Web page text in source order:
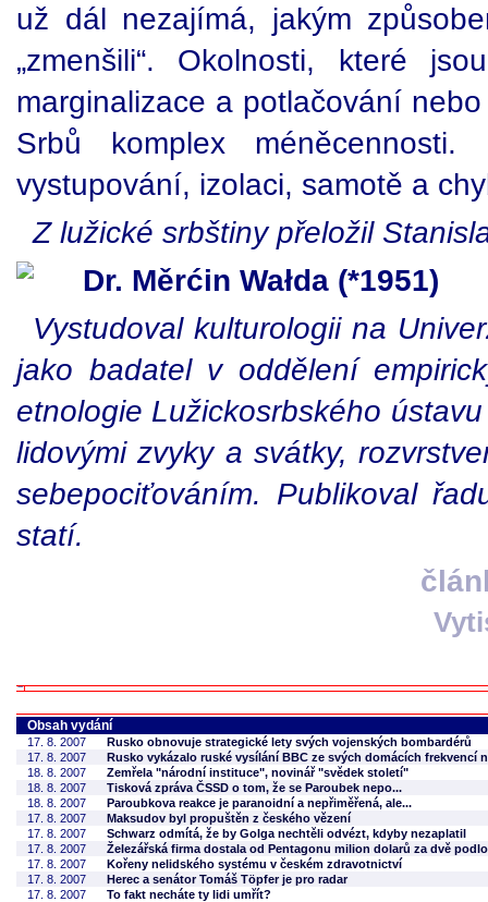
už dál nezajímá, jakým
„zmenšili“. Okolnosti, které
marginalizace a potlačování
Srbů komplex
vystupování, izolaci, samotě a
Z lužické srbštiny přeložil
Dr. Měrćin Wałda (*1951)
Vystudoval kulturologii na
jako badatel v oddělení
etnologie Lužickosrbského
lidovými zvyky a svátky,
sebepociťováním. Publikoval
statí.
Obsah vydání
17. 8. 2007
Rusko obnovuje strategické lety svých vojenských bombardérů
17. 8. 2007
Rusko vykázalo ruské vysílání BBC ze svých domácích frekvencí
18. 8. 2007
Zemřela "národní instituce", novinář "svědek století"
18. 8. 2007
Tisková zpráva ČSSD o tom, že se Paroubek nepo...
18. 8. 2007
Paroubkova reakce je paranoidní a nepřiměřená, ale...
17. 8. 2007
Maksudov byl propuštěn z českého vězení
17. 8. 2007
Schwarz odmítá, že by Golga nechtěli odvézt, kdyby nezaplatil
17. 8. 2007
Železářská firma dostala od Pentagonu milion dolarů za dvě
17. 8. 2007
Kořeny nelidského systému v českém zdravotnictví
17. 8. 2007
Herec a senátor Tomáš Töpfer je pro radar
17. 8. 2007
To fakt necháte ty lidi umřít?